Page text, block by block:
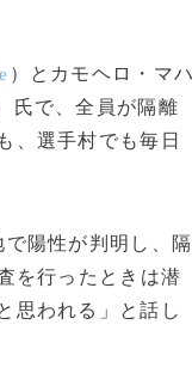
）とカモヘロ・マ
氏で、全員が隔離
、選手村でも毎日
陽性が判明し、隔
を行ったときは潜
思われる」と話し